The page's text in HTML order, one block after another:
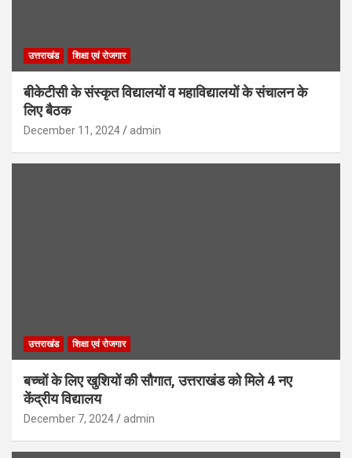
उत्तराखंड शिक्षा एवं रोजगार
बीकेटीसी के संस्कृत विद्यालयों व महाविद्यालयों के संचालन के
लिए बैठक
December 11, 2024 admin
उत्तराखंड शिक्षा एवं रोजगार
बच्चों के लिए खुशियों की सौगात, उत्तराखंड को मिले 4 नए
केंद्रीय विद्यालय
December 7, 2024 admin